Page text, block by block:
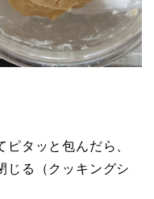
タッと包んだら、
じる（クッキングシ